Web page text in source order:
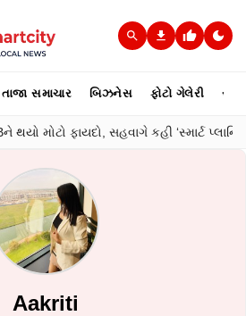
તાજા સમાચાર બિઝનેસ ફોટો ગેલેરી
સહવાગે કહી ‘સ્માર્ટ પ્લાનિંગ’ ●
Aakriti